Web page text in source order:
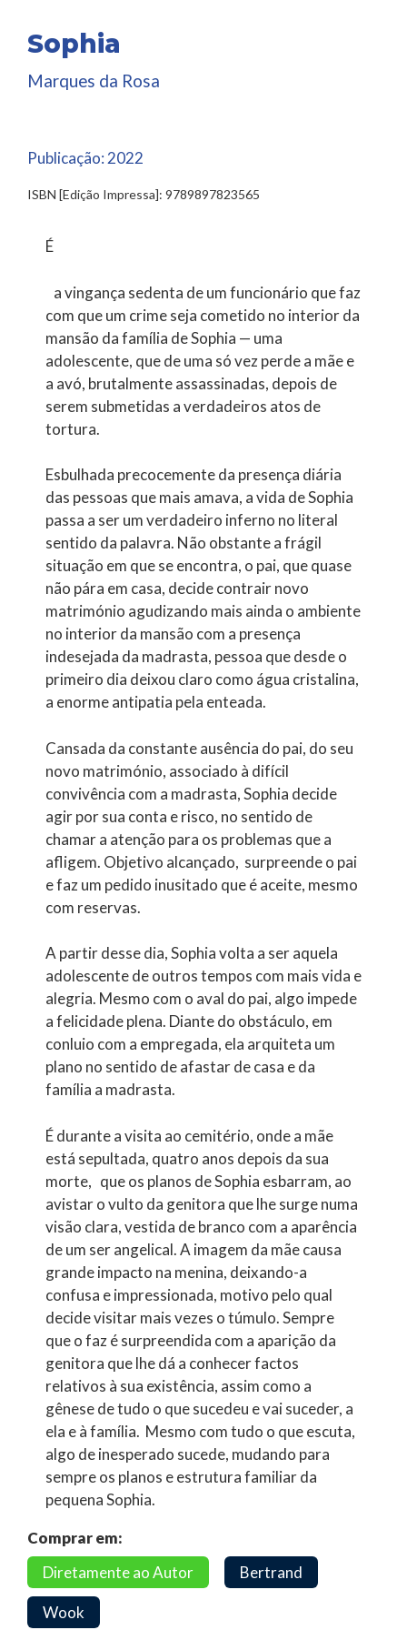
Sophia
Marques da Rosa
Publicação:2022
ISBN [Edição Impressa]: 9789897823565
É
a vingança sedenta de um funcionário que faz
com que um crime seja cometido no interior da
mansão da família de Sophia — uma
adolescente, que de uma só vez perde a mãe e
a avó, brutalmente assassinadas, depois de
serem submetidas a verdadeiros atos de
tortura.
Esbulhada precocemente da presença diária
das pessoas que mais amava, a vida de Sophia
passa a ser um verdadeiro inferno no literal
sentido da palavra. Não obstante a frágil
situação em que se encontra, o pai, que quase
não pára em casa, decide contrair novo
matrimónio agudizando mais ainda o ambiente
no interior da mansão com a presença
indesejada da madrasta, pessoa que desde o
primeiro dia deixou claro como água cristalina,
a enorme antipatia pela enteada.
Cansada da constante ausência do pai, do seu
novo matrimónio, associado à difícil
convivência com a madrasta, Sophia decide
agir por sua conta e risco, no sentido de
chamar a atenção para os problemas que a
afligem. Objetivo alcançado, surpreende o pai
e faz um pedido inusitado que é aceite, mesmo
com reservas.
A partir desse dia, Sophia volta a ser aquela
adolescente de outros tempos com mais vida e
alegria. Mesmo com o aval do pai, algo impede
a felicidade plena. Diante do obstáculo, em
conluio com a empregada, ela arquiteta um
plano no sentido de afastar de casa e da
família a madrasta.
É durante a visita ao cemitério, onde a mãe
está sepultada, quatro anos depois da sua
morte, que os planos de Sophia esbarram, ao
avistar o vulto da genitora que lhe surge numa
visão clara, vestida de branco com a aparência
de um ser angelical. A imagem da mãe causa
grande impacto na menina, deixando-a
confusa e impressionada, motivo pelo qual
decide visitar mais vezes o túmulo. Sempre
que o faz é surpreendida com a aparição da
genitora que lhe dá a conhecer factos
relativos à sua existência, assim como a
gênese de tudo o que sucedeu e vai suceder, a
ela e à família. Mesmo com tudo o que escuta,
algo de inesperado sucede, mudando para
sempre os planos e estrutura familiar da
pequena Sophia.
Comprar em:
Diretamente ao Autor
Bertrand
Wook